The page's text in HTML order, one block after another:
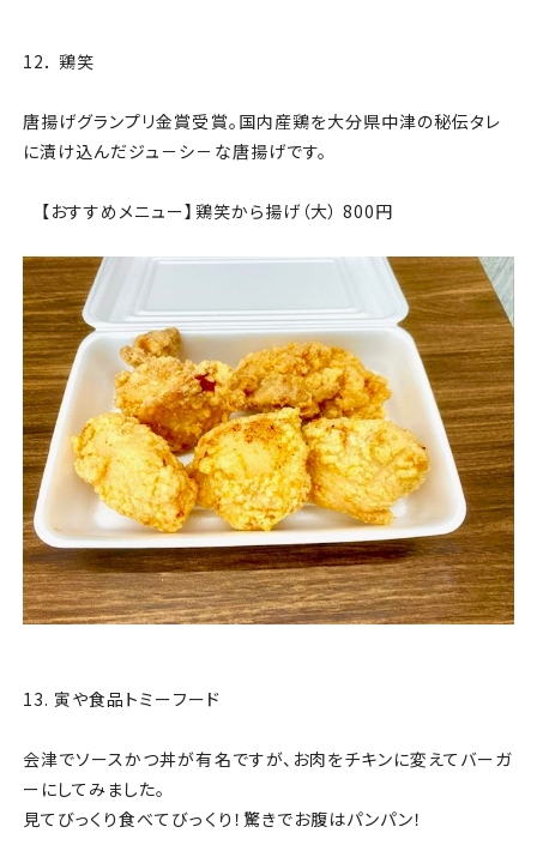
12． 鶏笑
唐揚げグランプリ金賞受賞。国内産鶏を大分県中津の秘伝タレ
に漬け込んだジュ－シ－な唐揚げです。
【おすすめメニュー】鶏笑から揚げ（大） 800円
13. 寅や食品トミーフード
会津でソースかつ丼が有名ですが、お肉をチキンに変えてバーガ
ーにしてみました。
見てびっくり食べてびっくり！驚きでお腹はパンパン！